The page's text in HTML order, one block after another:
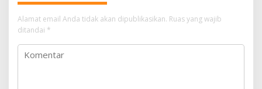
Alamat email Anda tidak akan dipublikasikan. Ruas yang wajib
ditandai *